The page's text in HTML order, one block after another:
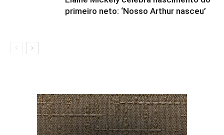
primeiro neto: ‘Nosso Arthur nasceu’